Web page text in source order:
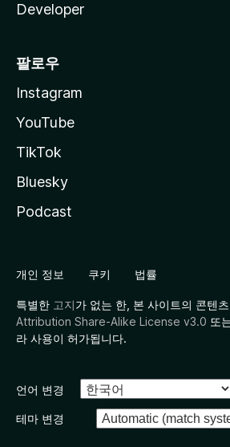
Developer
팔로우
Instagram
YouTube
TikTok
Bluesky
Podcast
개인 정보 쿠키 법률
특별한 고지가 없는 한, 본 사이트의 콘텐
Attribution Share-Alike License v3.0 또
라 사용이 허가됩니다.
언어 변경
테마 변경